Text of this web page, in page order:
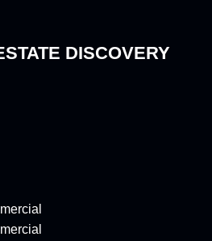
DISCOVERY